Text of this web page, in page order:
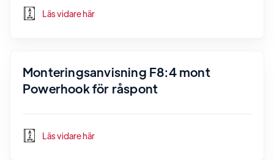
Läs vidare här
Monteringsanvisning F8:4 mont
Powerhook för råspont
Läs vidare här